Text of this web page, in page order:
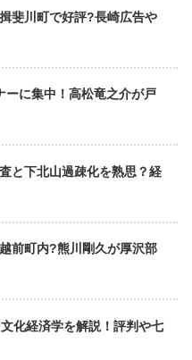
斐川町で好評?長崎広告や
ーに集中！高松竜之介が戸
と下北山過疎化を熟思？経
前町内?熊川剛久が厚沢部
化経済学を解説！評判や七